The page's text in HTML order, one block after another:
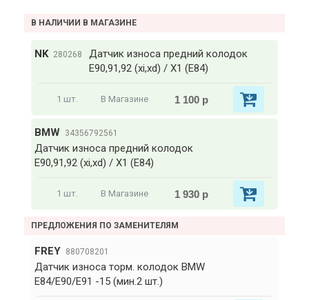
В НАЛИЧИИ В МАГАЗИНЕ
NK 280268
Датчик износа предний колодок
E90,91,92 (xi,xd) / X1 (E84)
1 шт. В Магазине 1 100 р
BMW 34356792561
Датчик износа предний колодок
E90,91,92 (xi,xd) / X1 (E84)
1 шт. В Магазине 1 930 р
ПРЕДЛОЖЕНИЯ ПО ЗАМЕНИТЕЛЯМ
FREY 880708201
Датчик износа торм. колодок BMW
E84/E90/E91 -15 (мин.2 шт.)